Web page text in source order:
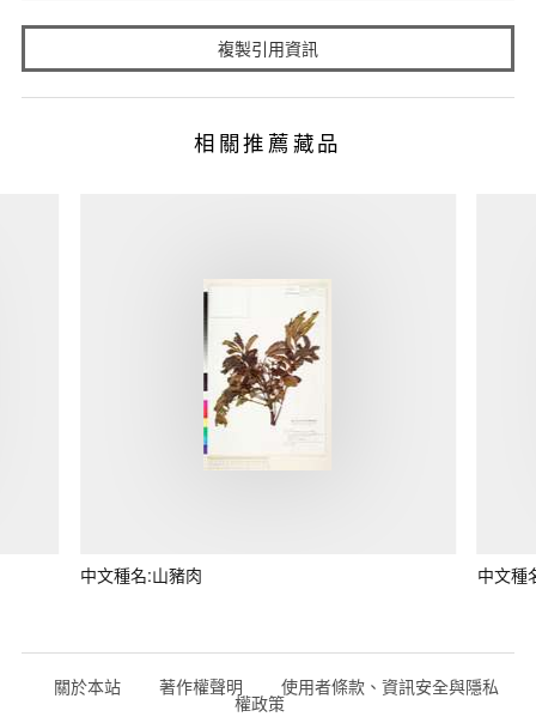
複製引用資訊
相關推薦藏品
中文種名:山豬肉 中文種
關於本站 著作權聲明 使用者條款、資訊安全與隱私
權政策